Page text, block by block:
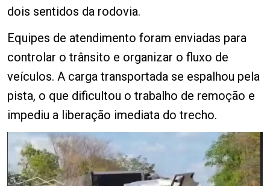
dois sentidos da rodovia.
Equipes de atendimento foram enviadas para
controlar o trânsito e organizar o fluxo de
veículos. A carga transportada se espalhou pela
pista, o que dificultou o trabalho de remoção e
impediu a liberação imediata do trecho.